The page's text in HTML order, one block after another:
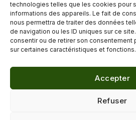
technologies telles que les cookies pour
informations des appareils. Le fait de
nous permettra de traiter des données
de navigation ou les ID uniques sur ce
consentir ou de retirer son
sur certaines caractéristiques et fonctions.
Accepter
Refuser
—
←Articolo precedente